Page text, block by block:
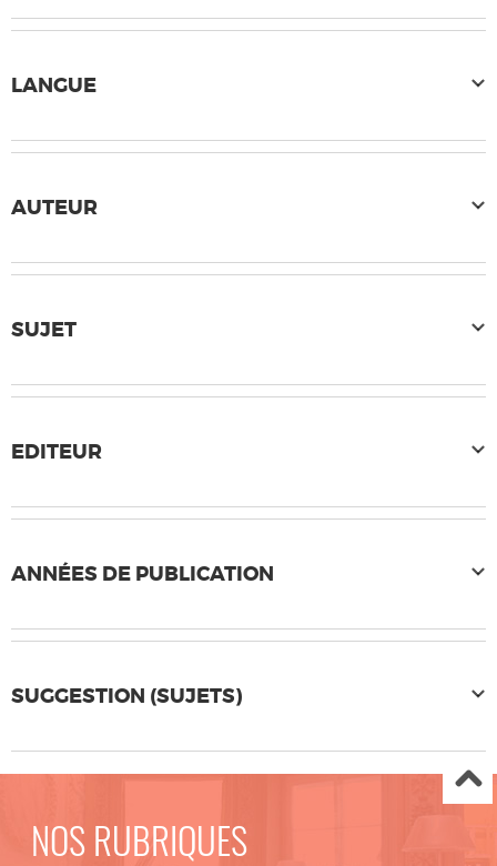
LANGUE
AUTEUR
SUJET
EDITEUR
ANNÉES DE PUBLICATION
SUGGESTION (SUJETS)
NOS RUBRIQUES